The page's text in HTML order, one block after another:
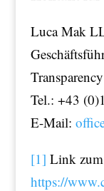
Luca Mak
Tel.: +43
E-Mail:
[1] Link
https://